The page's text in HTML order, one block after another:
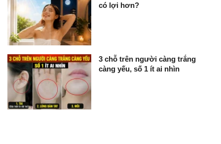
có lợi hơn?
3 chỗ trên người càng trắng
càng yếu, số 1 ít ai nhìn